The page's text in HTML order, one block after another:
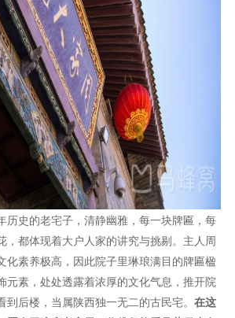
历史的老宅子，清静幽雅，每一块牌匾，每
，都体现着大户人家的讲究与挑剔。主人周
化素养极高，因此院子里琳琅满目的牌匾楹
元素，处处透露着浓厚的文化气息，推开院
后楼，当属陕西独一无二的古民宅。 在这